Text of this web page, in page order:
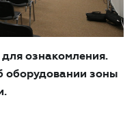
ознакомления.
зоны